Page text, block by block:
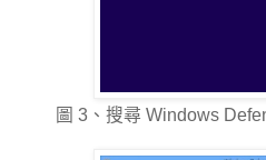
圖 3、搜尋 Windows